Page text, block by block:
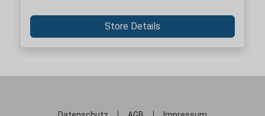
Store Details